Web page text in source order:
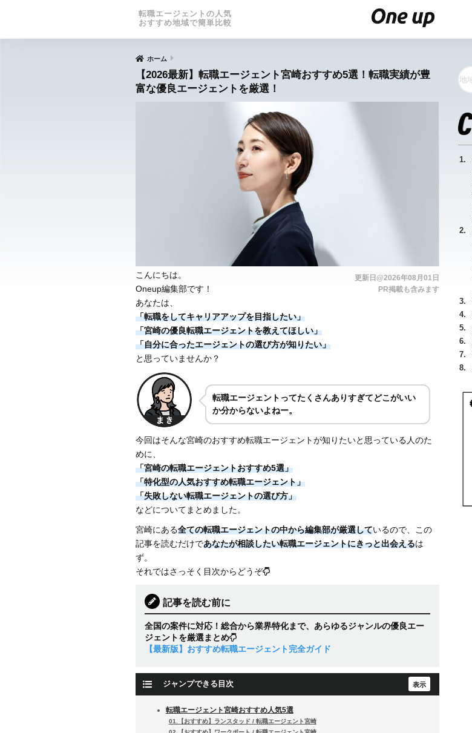
転職エージェントの人気
おすすめ地域で簡単比較
ホーム
【2026最新】転職エージェント宮崎おすすめ5選！転職実績が豊
富な優良エージェントを厳選！
更新日@2026年08月01日
PR掲載も含みます
こんにちは。
Oneup編集部です！
あなたは、
「転職をしてキャリアアップを目指したい」
「宮崎の優良転職エージェントを教えてほしい」
「自分に合ったエージェントの選び方が知りたい」
と思っていませんか？
転職エージェントってたくさんありすぎてどこがいい
か分からないよねー。
今回はそんな宮崎のおすすめ転職エージェントが知りたいと思っている人のた
めに、
「宮崎の転職エージェントおすすめ5選」
「特化型の人気おすすめ転職エージェント」
「失敗しない転職エージェントの選び方」
などについてまとめました。
宮崎にある全ての転職エージェントの中から編集部が厳選しているので、この
記事を読むだけであなたが相談したい転職エージェントにきっと出会えるは
ず。
それではさっそく目次からどうぞ
記事を読む前に
全国の案件に対応！総合から業界特化まで、あらゆるジャンルの優良エー
ジェントを厳選まとめ
【最新版】おすすめ転職エージェント完全ガイド
ジャンプできる目次
転職エージェント宮崎おすすめ人気5選
01.【おすすめ】ランスタッド / 転職エージェント宮崎